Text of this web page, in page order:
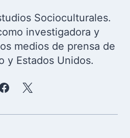
Socioculturales.
investigadora y
medios de prensa de
y Estados Unidos.